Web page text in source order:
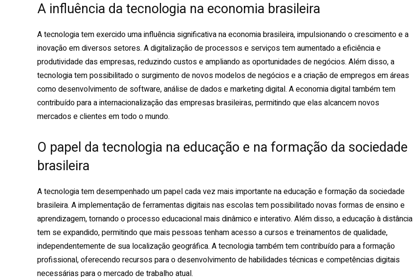
A influência da tecnologia na economia brasileira
A tecnologia tem exercido uma influência significativa na economia brasileira, impulsionando o crescimento e a
inovação em diversos setores. A digitalização de processos e serviços tem aumentado a eficiência e
produtividade das empresas, reduzindo custos e ampliando as oportunidades de negócios. Além disso, a
tecnologia tem possibilitado o surgimento de novos modelos de negócios e a criação de empregos em áreas
como desenvolvimento de software, análise de dados e marketing digital. A economia digital também tem
contribuído para a internacionalização das empresas brasileiras, permitindo que elas alcancem novos
mercados e clientes em todo o mundo.
O papel da tecnologia na educação e na formação da sociedade
brasileira
A tecnologia tem desempenhado um papel cada vez mais importante na educação e formação da sociedade
brasileira. A implementação de ferramentas digitais nas escolas tem possibilitado novas formas de ensino e
aprendizagem, tornando o processo educacional mais dinâmico e interativo. Além disso, a educação à distância
tem se expandido, permitindo que mais pessoas tenham acesso a cursos e treinamentos de qualidade,
independentemente de sua localização geográfica. A tecnologia também tem contribuído para a formação
profissional, oferecendo recursos para o desenvolvimento de habilidades técnicas e competências digitais
necessárias para o mercado de trabalho atual.